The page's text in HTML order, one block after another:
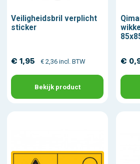
Veiligheidsbril verplicht
sticker
€ 1,95 € 2,36 incl. BTW
Bekijk product
€